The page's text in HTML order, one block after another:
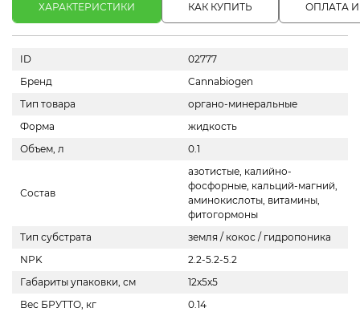
ХАРАКТЕРИСТИКИ КАК КУПИТЬ ОПЛАТА
ID
02777
Бренд
Cannabiogen
Тип товара
органо-минеральные
Форма
жидкость
Объем, л
0.1
Состав
азотистые, калийно-
фосфорные, кальций-магний,
аминокислоты, витамины,
фитогормоны
Тип субстрата
земля / кокос / гидропоника
NPK
2.2-5.2-5.2
Габариты упаковки, см
12x5x5
Вес БРУТТО, кг
0.14